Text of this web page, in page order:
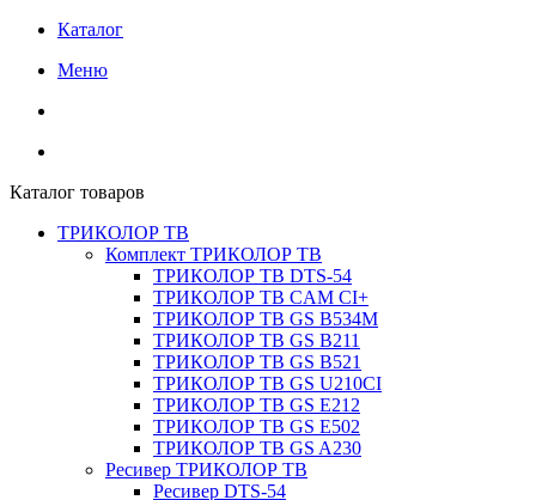
Каталог
Меню
Каталог товаров
ТРИКОЛОР ТВ
Комплект ТРИКОЛОР ТВ
ТРИКОЛОР ТВ DTS-54
ТРИКОЛОР ТВ CAM CI+
ТРИКОЛОР ТВ GS B534M
ТРИКОЛОР ТВ GS B211
ТРИКОЛОР ТВ GS B521
ТРИКОЛОР ТВ GS U210CI
ТРИКОЛОР ТВ GS E212
ТРИКОЛОР ТВ GS E502
ТРИКОЛОР ТВ GS A230
Ресивер ТРИКОЛОР ТВ
Ресивер DTS-54